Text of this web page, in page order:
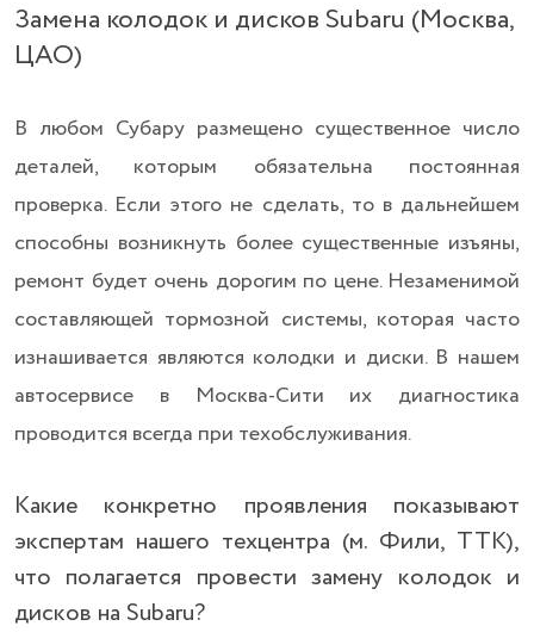
Замена колодок и дисков Subaru (Москва,
ЦАО)
В любом Субару размещено существенное число
деталей, которым обязательна постоянная
проверка. Если этого не сделать, то в дальнейшем
способны возникнуть более существенные изъяны,
ремонт будет очень дорогим по цене. Незаменимой
составляющей тормозной системы, которая часто
изнашивается являются колодки и диски. В нашем
автосервисе в Москва-Сити их диагностика
проводится всегда при техобслуживания.
Какие конкретно проявления показывают
экспертам нашего техцентра (м. Фили, ТТК),
что полагается провести замену колодок и
дисков на Subaru?